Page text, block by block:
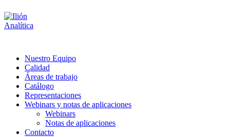
Nuestro Equipo
Calidad
Áreas de trabajo
Catálogo
Representaciones
Webinars y notas de aplicaciones
Webinars
Notas de aplicaciones
Contacto